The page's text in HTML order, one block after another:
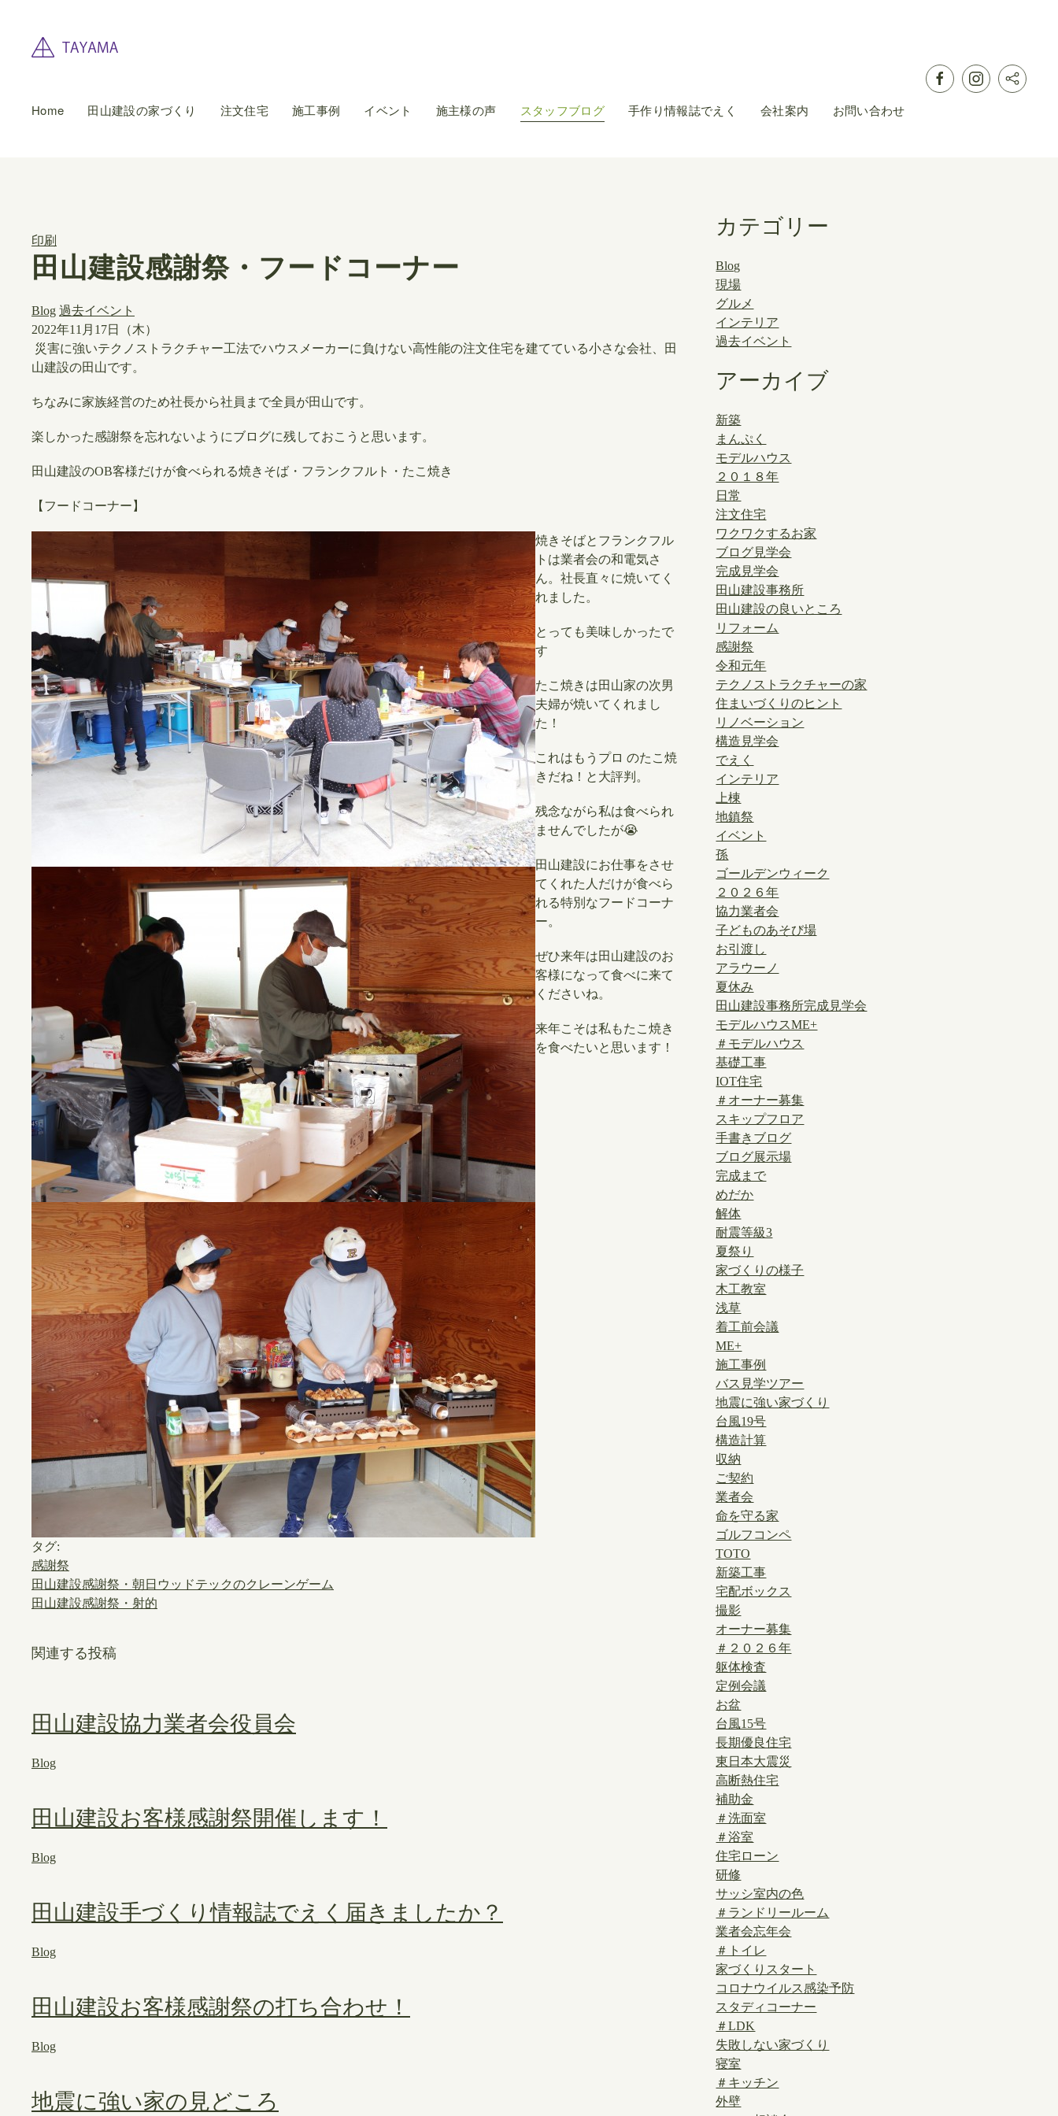
Home 田山建設の家づくり 注文住宅 施工事例 イベント 施主様の声 スタッフブログ 手作り情報誌でえく 会社案内 お問い合わせ
印刷
田山建設感謝祭・フードコーナー
Blog 過去イベント
2022年11月17日（木）
災害に強いテクノストラクチャー工法でハウスメーカーに負けない高性能の注文住宅を建てている小さな会社、田
山建設の田山です。
ちなみに家族経営のため社長から社員まで全員が田山です。
楽しかった感謝祭を忘れないようにブログに残しておこうと思います。
田山建設のOB客様だけが食べられる焼きそば・フランクフルト・たこ焼き
【 フードコーナー】
焼きそばとフランクフル
トは業者会の和電気さ
ん。社長直々に焼いてく
れました。
とっても美味しかったで
す
たこ焼きは田山家の次男
夫婦が焼いてくれまし
た！
これはもうプロ のたこ焼
きだね！ と大評判。
残念ながら私は食べられ
ませんでしたが😭
田山建設にお仕事をさせ
てくれた人だけが食べら
れる特別なフードコーナ
ー。
ぜひ来年は田山建設のお
客様になって食べに来て
くださいね。
来年こそは私もたこ焼き
を食べたいと思います！
タグ:
感謝祭
田山建設感謝祭・朝日ウッドテックのクレーンゲーム
田山建設感謝祭・射的
関連する投稿
田山建設協力業者会役員会
Blog
田山建設お客様感謝祭開催します！
Blog
田山建設手づくり情報誌でえく届きましたか？
Blog
田山建設お客様感謝祭の打ち合わせ！
Blog
地震に強い家の見どころ
カテゴリー
Blog
現場
グルメ
インテリア
過去イベント
アーカイブ
新築
まんぷく
モデルハウス
２０１８年
日常
注文住宅
ワクワクするお家
ブログ見学会
完成見学会
田山建設事務所
田山建設の良いところ
リフォーム
感謝祭
令和元年
テクノストラクチャーの家
住まいづくりのヒント
リノベーション
構造見学会
でえく
インテリア
上棟
地鎮祭
イベント
孫
ゴールデンウィーク
２０２６年
協力業者会
子どものあそび場
お引渡し
アラウーノ
夏休み
田山建設事務所完成見学会
モデルハウスME+
＃モデルハウス
基礎工事
IOT住宅
＃オーナー募集
スキップフロア
手書きブログ
ブログ展示場
完成まで
めだか
解体
耐震等級3
夏祭り
家づくりの様子
木工教室
浅草
着工前会議
ME+
施工事例
バス見学ツアー
地震に強い家づくり
台風19号
構造計算
収納
ご契約
業者会
命を守る家
ゴルフコンペ
TOTO
新築工事
宅配ボックス
撮影
オーナー募集
＃２０２６年
躯体検査
定例会議
お盆
台風15号
長期優良住宅
東日本大震災
高断熱住宅
補助金
＃洗面室
＃浴室
住宅ローン
研修
サッシ室内の色
＃ランドリールーム
業者会忘年会
＃トイレ
家づくりスタート
コロナウイルス感染予防
スタディコーナー
＃LDK
失敗しない家づくり
寝室
＃キッチン
外壁